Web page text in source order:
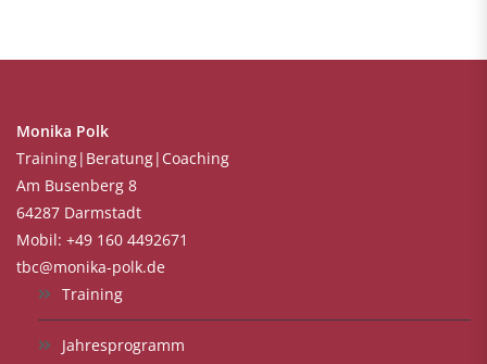
Monika Polk
Training|Beratung|Coaching
Am Busenberg 8
64287 Darmstadt
Mobil: +49 160 4492671
tbc@monika-polk.de
Training
Jahresprogramm